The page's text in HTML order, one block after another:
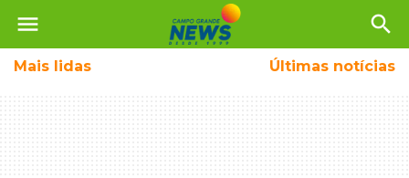
menu search
Mais lidas Últimas notícias